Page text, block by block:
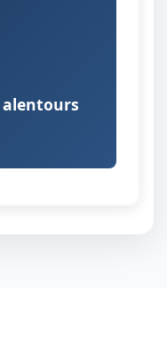
alentours